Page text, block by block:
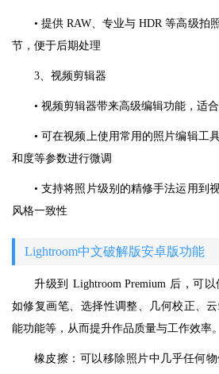
• 提供 RAW、专业与 HDR 等高级拍
节，便于后期处理
3、视频剪辑器
• 视频剪辑器带来高级编辑功能，适
• 可在视频上使用常用的照片编辑工
和度等参数进行微调
• 支持将照片级别的精修手法运用到
风格一致性
Lightroom中文破解版安卓版功能
升级到 Lightroom Premium 后，可
如修复画笔、选择性调整、几何校正、云
能功能等，从而提升作品质量与工作效率。
橡皮擦：可以移除照片中几乎任何